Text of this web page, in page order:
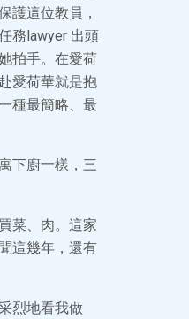
護這位教員，
務lawyer 出頭
拍手。在愛荷
愛荷華就是抱
種最簡略、最
下廚一樣，三
菜、肉。這家
這幾年，還有
烈地看我做